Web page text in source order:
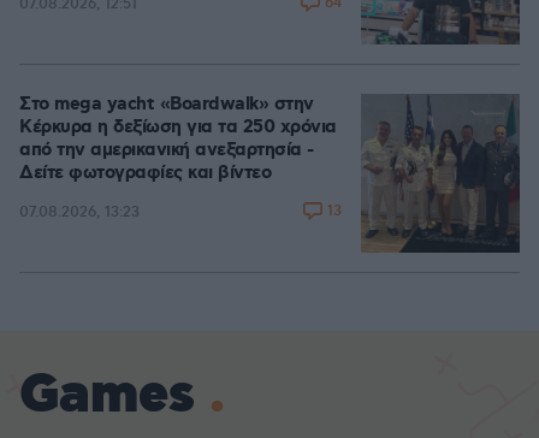
07.08.2026, 12:51
Στο mega yacht «Boardwalk» στην
Κέρκυρα η δεξίωση για τα 250 χρόνια
από την αμερικανική ανεξαρτησία -
Δείτε φωτογραφίες και βίντεο
07.08.2026, 13:23 13
Games